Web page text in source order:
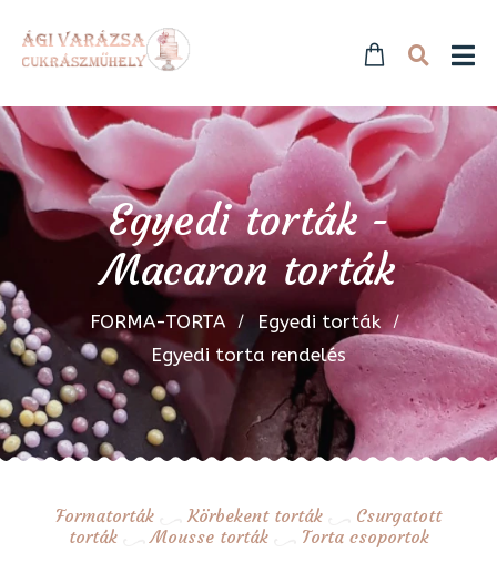
Egyedi torták -
Macaron torták
FORMA-TORTA
Egyedi torták
Egyedi torta rendelés
Formatorták Körbekent torták
Csurgatott
torták
Mousse torták Torta csoportok